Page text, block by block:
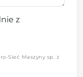
z
Sieć Maszyny sp. z